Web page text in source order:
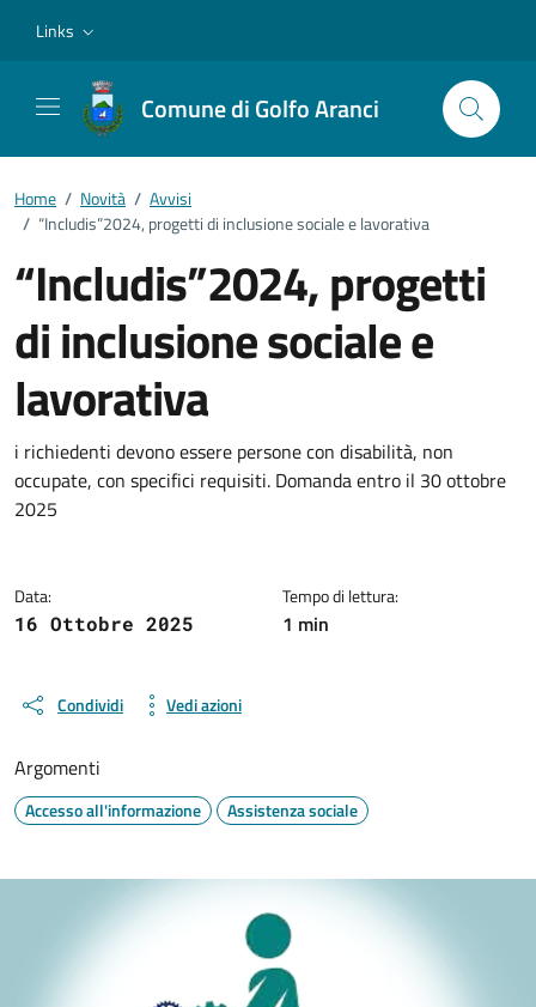
Links
Comune di Golfo Aranci
Home / Novità / Avvisi
/ “Includis”2024, progetti di inclusione sociale e lavorativa
“Includis”2024, progetti
di inclusione sociale e
lavorativa
Dettagli della notizia
i richiedenti devono essere persone con disabilità, non
occupate, con specifici requisiti. Domanda entro il 30 ottobre
2025
Data:
16 Ottobre 2025
Tempo di lettura:
1 min
Condividi Vedi azioni
Argomenti
Accesso all'informazione Assistenza sociale